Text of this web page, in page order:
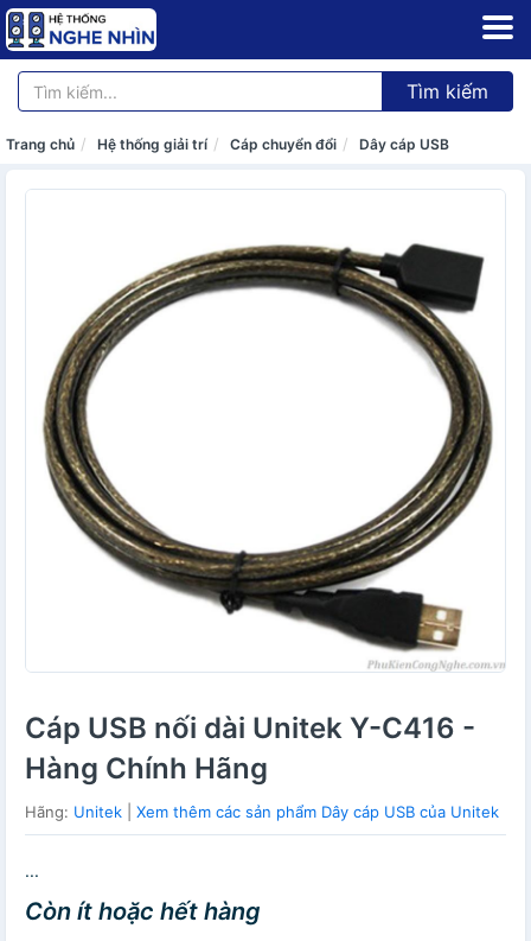
Tìm kiếm
Trang chủ Hệ thống giải trí Cáp chuyển đổi Dây cáp USB
Cáp USB nối dài Unitek Y-C416 -
Hàng Chính Hãng
Hãng: Unitek Xem thêm các sản phẩm Dây cáp USB của Unitek
...
Còn ít hoặc hết hàng